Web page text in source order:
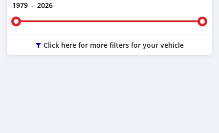
1979 - 2026
Click here for more filters for your vehicle